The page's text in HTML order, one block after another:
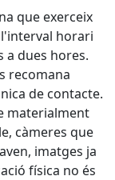
que exerceix
horari
dues hores.
recomana
de contacte.
materialment
càmeres que
imatges ja
física no és